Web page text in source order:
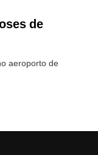
de
aeroporto de